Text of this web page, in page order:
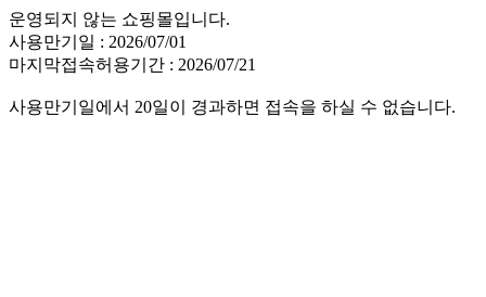
운영되지 않는 쇼핑몰입니다.
사용만기일 : 2026/07/01
마지막접속허용기간 : 2026/07/21
사용만기일에서 20일이 경과하면 접속을 하실 수 없습니다.